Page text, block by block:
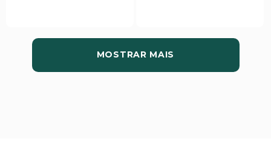
MOSTRAR MAIS